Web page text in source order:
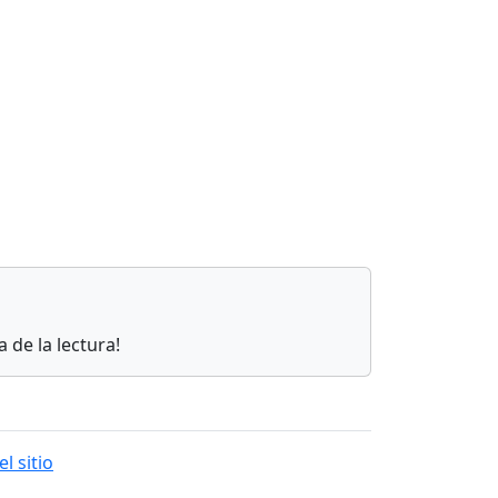
de la lectura!
sitio